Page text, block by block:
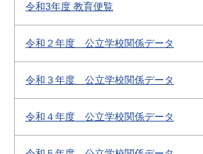
令和3年度 教育便覧
令和２年度 公立学校関係データ
令和３年度 公立学校関係データ
令和４年度 公立学校関係データ